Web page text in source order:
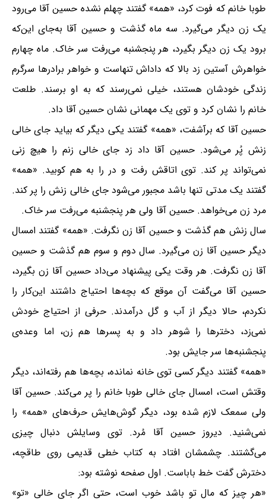
طوبا خانم که فوت کرد، «همه» گفتند چهلم نشده حسین آقا می‌رود
یک زن دیگر می‌گیرد. سه ماه گذشت و حسین آقا به‌جای این‌که
برود یک زن دیگر بگیرد، هر پنجشنبه می‌رفت سر خاک. ماه چهارم
خواهرش آستین زد بالا که داداش تنهاست و خواهر برادرها سرگرم
زندگی خودشان هستند، خیلی نمی‌رسند که به او برسند. طلعت
خانم را نشان کرد و توی یک مهمانی نشان حسین آقا داد.
حسین آقا که برآشفت، «همه» گفتند یکی دیگر که بیاید جای خالی
زنش پُر می‌شود. حسین آقا داد زد جای خالی زنم را هیچ زنی
نمی‌تواند پر کند. توی اتاقش رفت و در را به هم کوبید. «همه»
گفتند یک مدتی تنها باشد مجبور می‌شود جای خالی زنش را پر کند.
مرد زن می‌خواهد. حسین آقا ولی هر پنجشنبه می‌رفت سر خاک.
سال زنش هم گذشت و حسین آقا زن نگرفت. «همه» گفتند امسال
دیگر حسین آقا زن می‌گیرد. سال دوم و سوم هم گذشت و حسین
آقا زن نگرفت. هر وقت یکی پیشنهاد می‌داد حسین آقا زن بگیرد،
حسین آقا می‌گفت آن موقع که بچه‌ها احتیاج داشتند این‌کار را
نکردم، حالا دیگر از آب و گل درآمدند. حرفی از احتیاج خودش
نمی‌زد، دخترها را شوهر داد و به پسرها هم زن، اما وعده‌ی
پنجشنبه‌ها سر جایش بود.
«همه» گفتند دیگر کسی توی خانه نمانده، بچه‌ها هم رفته‌اند، دیگر
وقتش است، امسال جای خالی طوبا خانم را پر می‌کند. حسین آقا
ولی سمعک لازم شده بود، دیگر گوش‌هایش حرف‌های «همه» را
نمی‌شنید. دیروز حسین آقا مُرد. توی وسایلش دنبال چیزی
می‌گشتند. چشمشان افتاد به کتاب خطی قدیمی روی طاقچه،
دخترش گفت خط باباست. اول صفحه نوشته بود:
«هر چیز که مال تو باشد خوب است، حتی اگر جای خالی «تو»